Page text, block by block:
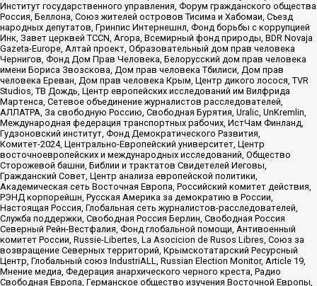
Институт государственного управления, Форум гражданского общества
Россия, Беллона, Союз жителей островов Тисима и Хабомаи, Съезд
народных депутатов, Гринпис Интернешнл, Фонд борьбы с коррупцией
Инк, Завет церквей TCCN, Агора, Всемирный фонд природы, BDR Novaja
Gazeta-Europe, Алтай проект, Образовательный дом прав человека
Чернигов, Фонд Дом Прав Человека, Белорусский дом прав человека
имени Бориса Звозскова, Дом прав человека Тбилиси, Дом прав
человека Ереван, Дом прав человека Крым, Центр дикого лосося, TVR
Studios, ТВ Дождь, Центр европейских исследований им Вилфрида
Мартенса, Сетевое объединение журналистов расследователей,
АЛЛАТРА, За свободную Россию, Свободная Бурятия, Uralic, UnKremlin,
Международная федерация транспортных рабочих, ИстЧам Финланд,
Гудзоновский институт, Фонд Демократического Развития,
Комитет-2024, Центрально-Европейский университет, Центр
восточноевропейских и международных исследований, Общество
Сторожевой башни, Библии и трактатов Свидетелей Иеговы,
Гражданский Совет, Центр анализа европейской политики,
Академическая сеть Восточная Европа, Российский комитет действия,
РЭНД корпорейшн, Русская Америка за демократию в России,
Настоящая Россия, Глобальная сеть журналистов-расследователей,
Служба поддержки, Свободная Россия Берлин, Свободная Россия
Северный Рейн-Вестфалия, Фонд глобальной помощи, Антивоенный
комитет России, Russie-Libertes, La Asocicion de Rusos Libres, Союз за
возвращение Северных территорий, Крымскотатарский Ресурсный
Центр, Глобальный союз IndustriALL, Russian Election Monitor, Article 19,
Мнение медиа, Федерация анархического черного креста, Радио
Свободная Европа, Германское общество изучения Восточной Европы,